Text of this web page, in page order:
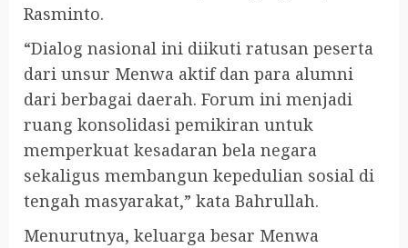
Rasminto.
“Dialog nasional ini diikuti ratusan peserta
dari unsur Menwa aktif dan para alumni
dari berbagai daerah. Forum ini menjadi
ruang konsolidasi pemikiran untuk
memperkuat kesadaran bela negara
sekaligus membangun kepedulian sosial di
tengah masyarakat,” kata Bahrullah.
Menurutnya, keluarga besar Menwa